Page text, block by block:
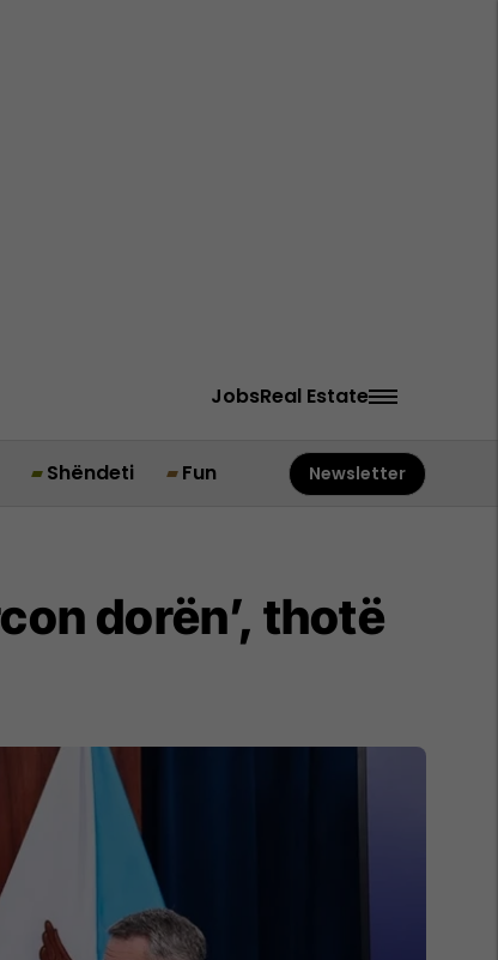
JobsReal Estate
Shëndeti Fun Newsletter
dorën’, thotë